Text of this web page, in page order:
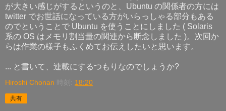
が大きい感じがするというのと、Ubuntu の関係者の方には
twitter でお世話になっている方がいらっしゃる部分もある
のでということで Ubuntu を使うことにしました ( Solaris
系の OS はメモリ割当量の関連から断念しました )。次回か
らは作業の様子もふくめてお伝えしたいと思います。
... と書いて、連載にするつもりなのでしょうか?
Hiroshi Chonan 時刻: 18:20
共有